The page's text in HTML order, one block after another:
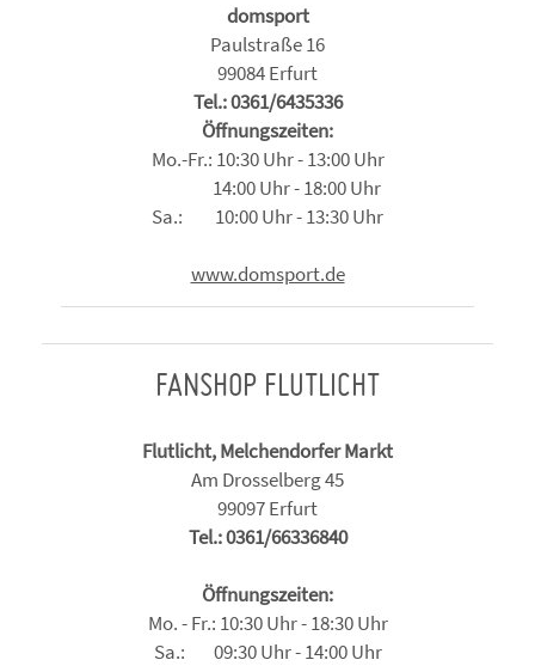
domsport
Paulstraße 16
99084 Erfurt
Tel.: 0361/6435336
Öffnungszeiten:
Mo.-Fr.: 10:30 Uhr - 13:00 Uhr
14:00 Uhr - 18:00 Uhr
Sa.: 10:00 Uhr - 13:30 Uhr
www.domsport.de
FANSHOP FLUTLICHT
Flutlicht, Melchendorfer Markt
Am Drosselberg 45
99097 Erfurt
Tel.: 0361/66336840
Öffnungszeiten:
Mo. - Fr.: 10:30 Uhr - 18:30 Uhr
Sa.: 09:30 Uhr - 14:00 Uhr